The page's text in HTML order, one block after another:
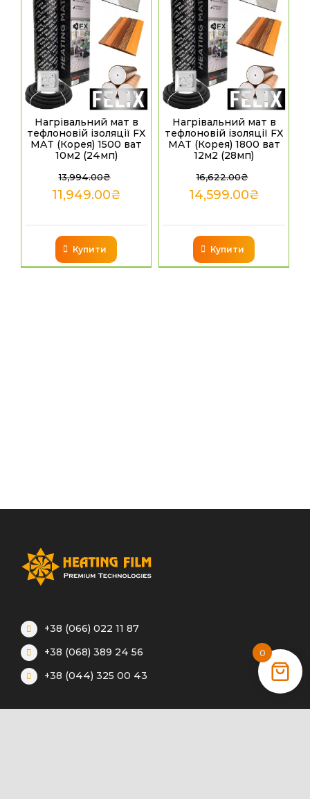
Нагрівальний мат в
тефлоновій ізоляції FX
MAT (Корея) 1500 ват
10м2 (24мп)
13,994.00₴
11,949.00₴
Купити
Нагрівальний мат в
тефлоновій ізоляції FX
MAT (Корея) 1800 ват
12м2 (28мп)
16,622.00₴
14,599.00₴
Купити
+38 (066) 022 11 87
+38 (068) 389 24 56
+38 (044) 325 00 43
0